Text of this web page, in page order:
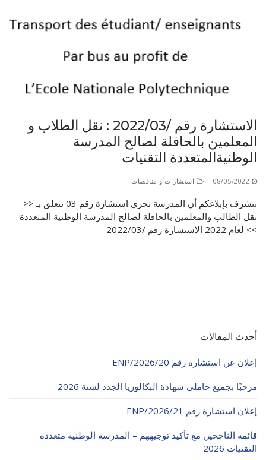
الاستشارة رقم /2022/03 : نقل الطلاب و
المعلمين بالحافلة لصالح المدرسة
الوطنيةالمتعددة التقنيات
08/05/2022 استشارات و مناقصات
نتشرف بإبلاغكم أن المدرسة تجري استشارة رقم 03 تتعلق بـ <<
نقل الطالب والمعلمين بالحافلة لصالح المدرسة الوطنية المتعددة
>> لعام 2022 الاستشارة رقم /2022/03
أحدث المقالات
إعلان عن استشارة رقم 20/ENP/2026
مرحبًا بجميع حاملي شهادة البكالوريا الجدد لسنة 2026
إعلان استشارة رقم 21/ENP/2026
قائمة الناجحين مع تأكيد توجيههم – المدرسة الوطنية متعددة
التقنيات 2026